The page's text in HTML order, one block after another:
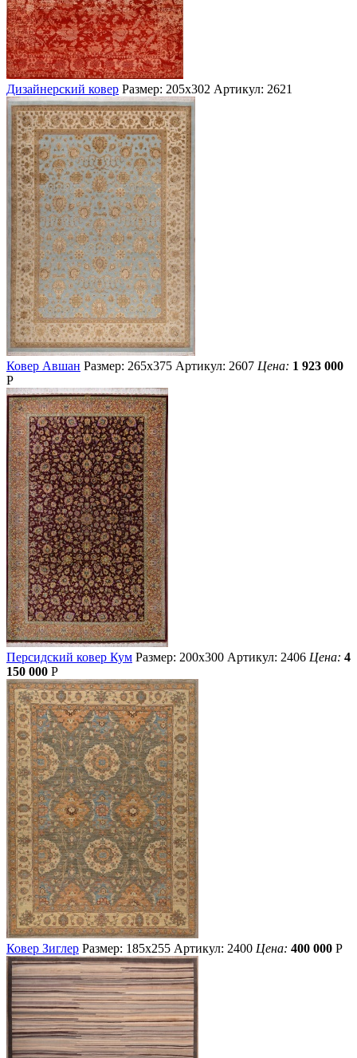
Дизайнерский ковер Размер: 205х302 Артикул: 2621
Ковер Авшан Размер: 265х375 Артикул: 2607 Цена: 1 923 000
Р
Персидский ковер Кум Размер: 200х300 Артикул: 2406 Цена: 4
150 000 Р
Ковер Зиглер Размер: 185х255 Артикул: 2400 Цена: 400 000 Р